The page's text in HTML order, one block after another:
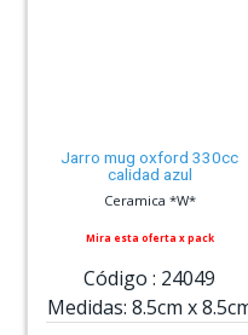
Jarro mug oxford 330cc
calidad azul
Ceramica *W*
Mira esta oferta x pack
Código : 24049
Medidas: 8.5cm x